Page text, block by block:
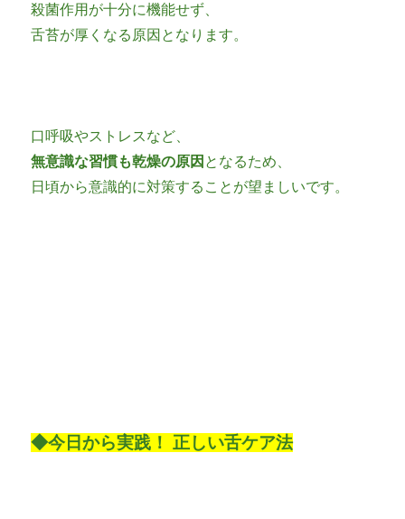
殺菌作用が十分に機能せず、
舌苔が厚くなる原因となります。
口呼吸やストレスなど、
無意識な習慣も乾燥の原因 となるため、
日頃から意識的に対策することが望ましいです。
◆今日から実践！ 正しい舌ケア法